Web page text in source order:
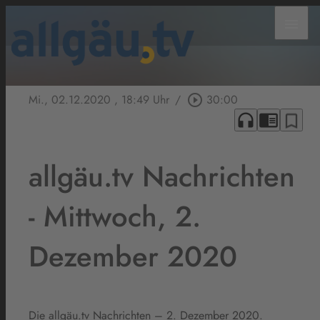
Mi., 02.12.2020 , 18:49 Uhr / play_circle_outline 30:00
headphones chrome_reader_mode bookmark_border
allgäu.tv Nachrichten
- Mittwoch, 2.
Dezember 2020
Die allgäu.tv Nachrichten – 2. Dezember 2020.